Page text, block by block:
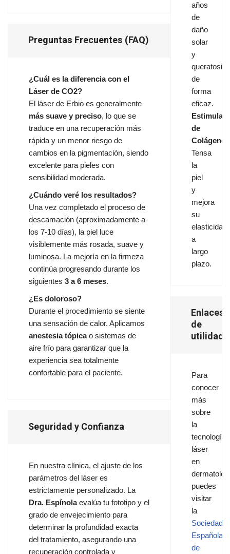
Preguntas Frecuentes (FAQ)
¿Cuál es la diferencia con el
Láser de CO2?
El láser de Erbio es generalmente
más suave y preciso, lo que se
traduce en una recuperación más
rápida y un menor riesgo de
cambios en la pigmentación, siendo
excelente para pieles con
sensibilidad moderada.
¿Cuándo veré los resultados?
Una vez completado el proceso de
descamación (aproximadamente a
los 7-10 días), la piel luce
visiblemente más rosada, suave y
luminosa. La mejoría en la firmeza
continúa progresando durante los
siguientes 3 a 6 meses.
¿Es doloroso?
Durante el procedimiento se siente
una sensación de calor. Aplicamos
anestesia tópicao sistemas de
aire frío para garantizar que la
experiencia sea totalmente
confortable para el paciente.
Seguridad y Confianza
En nuestra clínica, el ajuste de los
parámetros del láser es
estrictamente personalizado. La
Dra. Espínolaevalúa tu fototipo y el
grado de envejecimiento para
determinar la profundidad exacta
del tratamiento, asegurando una
recuperación controlada y
años
de
daño
solar
y
queratosis
de
forma
eficaz.
de
Colágeno:
Tensa
la
piel
y
mejora
su
elasticidad
a
largo
plazo.
Enlaces
de
utilidad:
Para
conocer
más
sobre
la
tecnología
láser
en
puedes
visitar
la
Sociedad
Española
de